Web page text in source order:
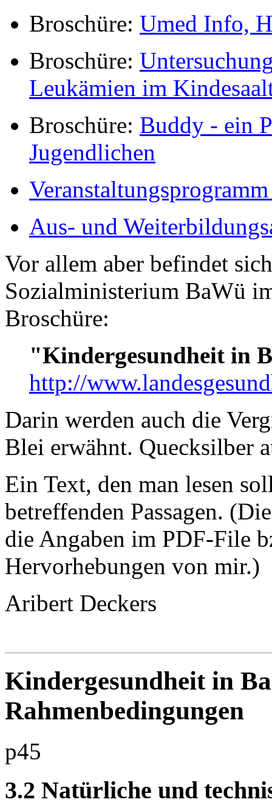
Broschüre: Umed Info,
Broschüre:
Leukämien im
Broschüre: Buddy - ein
Jugendlichen
Aus- und
Vor allem aber befindet
Sozialministerium BaWü
Broschüre:
"Kindergesundheit in
http://
Darin werden auch die
Blei erwähnt. Quecksilber
Ein Text, den man lesen
betreffenden Passagen.
die Angaben im PDF-File
Hervorhebungen von mir.)
Aribert Deckers
Kindergesundheit in
Rahmenbedingungen
p45
3.2 Natürliche und